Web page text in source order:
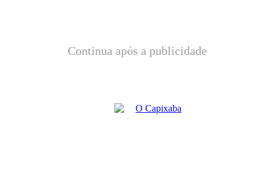
Continua após a publicidade